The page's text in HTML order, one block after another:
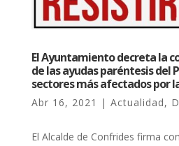
El Ayuntamiento decreta la
de las ayudas paréntesis del
sectores más afectados por
Abr 16, 2021 | Actualidad,
El Alcalde de Confrides firma